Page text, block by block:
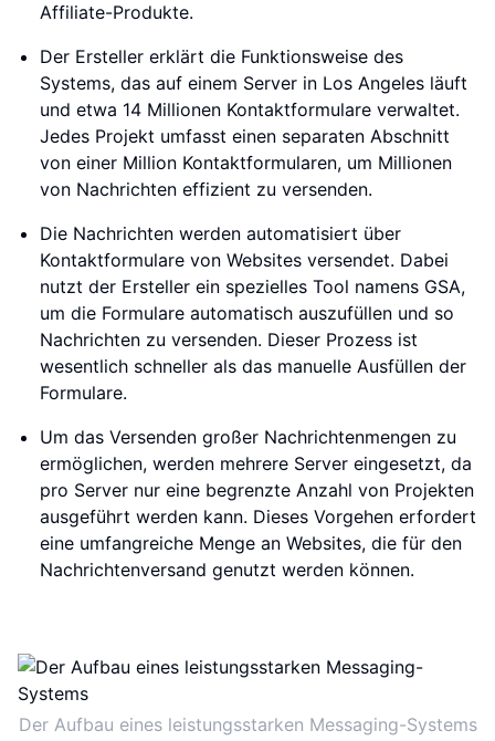
Affiliate-Produkte.
Der Ersteller erklärt die Funktionsweise des
Systems, das auf einem Server in Los Angeles läuft
und etwa 14 Millionen Kontaktformulare verwaltet.
Jedes Projekt umfasst einen separaten Abschnitt
von einer Million Kontaktformularen, um Millionen
von Nachrichten effizient zu versenden.
Die Nachrichten werden automatisiert über
Kontaktformulare von Websites versendet. Dabei
nutzt der Ersteller ein spezielles Tool namens GSA,
um die Formulare automatisch auszufüllen und so
Nachrichten zu versenden. Dieser Prozess ist
wesentlich schneller als das manuelle Ausfüllen der
Formulare.
Um das Versenden großer Nachrichtenmengen zu
ermöglichen, werden mehrere Server eingesetzt, da
pro Server nur eine begrenzte Anzahl von Projekten
ausgeführt werden kann. Dieses Vorgehen erfordert
eine umfangreiche Menge an Websites, die für den
Nachrichtenversand genutzt werden können.
Der Aufbau eines leistungsstarken Messaging-Systems